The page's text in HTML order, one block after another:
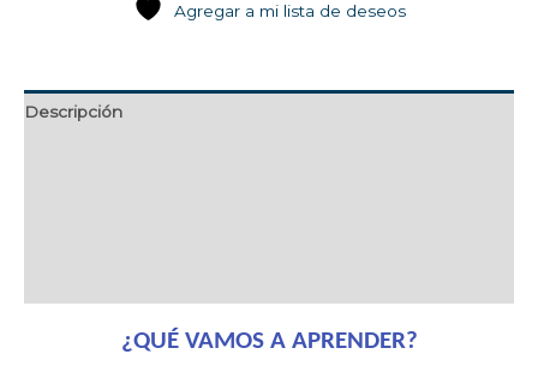
Agregar a mi lista de deseos
Descripción
¿QUÉ VAMOS A APRENDER?